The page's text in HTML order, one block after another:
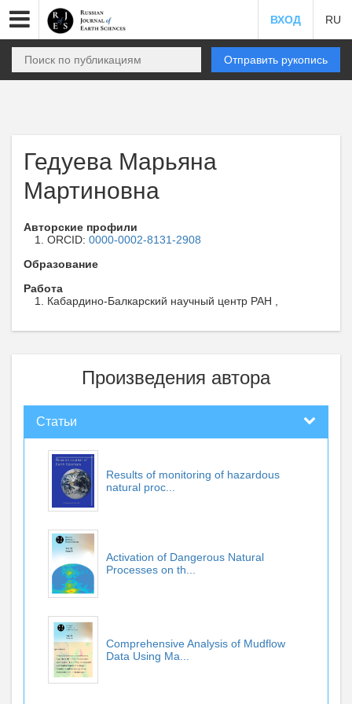
ВХОД RU
Отправить рукопись
Гедуева Марьяна
Мартиновна
Авторские профили
ORCID: 0000-0002-8131-2908
Образование
Работа
Кабардино-Балкарский научный центр РАН ,
Произведения автора
Статьи
Results of monitoring of hazardous
natural proc...
Activation of Dangerous Natural
Processes on th...
Comprehensive Analysis of Mudflow
Data Using Ma...